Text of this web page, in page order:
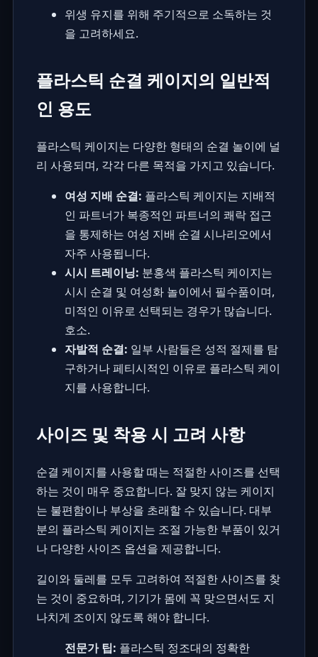
위생 유지를 위해 주기적으로 소독하는 것
을 고려하세요.
플라스틱 순결 케이지의 일반적
인 용도
플라스틱 케이지는 다양한 형태의 순결 놀이에 널
리 사용되며, 각각 다른 목적을 가지고 있습니다.
여성 지배 순결: 플라스틱 케이지는 지배적
인 파트너가 복종적인 파트너의 쾌락 접근
을 통제하는 여성 지배 순결 시나리오에서
자주 사용됩니다.
시시 트레이닝: 분홍색 플라스틱 케이지는
시시 순결 및 여성화 놀이에서 필수품이며,
미적인 이유로 선택되는 경우가 많습니다.
호소.
자발적 순결: 일부 사람들은 성적 절제를 탐
구하거나 페티시적인 이유로 플라스틱 케이
지를 사용합니다.
사이즈 및 착용 시 고려 사항
순결 케이지를 사용할 때는 적절한 사이즈를 선택
하는 것이 매우 중요합니다. 잘 맞지 않는 케이지
는 불편함이나 부상을 초래할 수 있습니다. 대부
분의 플라스틱 케이지는 조절 가능한 부품이 있거
나 다양한 사이즈 옵션을 제공합니다.
길이와 둘레를 모두 고려하여 적절한 사이즈를 찾
는 것이 중요하며, 기기가 몸에 꼭 맞으면서도 지
나치게 조이지 않도록 해야 합니다.
전문가 팁: 플라스틱 정조대의 정확한